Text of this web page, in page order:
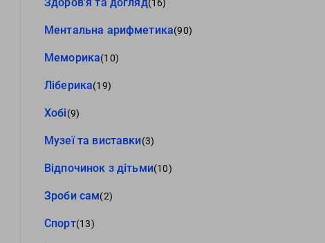
(16)
Ментальна арифметика(90)
Меморика(10)
Ліберика(19)
Хобі(9)
Музеї та виставки(3)
Відпочинок з дітьми(10)
Зроби сам(2)
Спорт(13)